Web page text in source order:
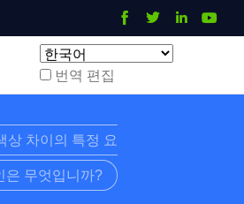
번역 편집
상 차이의 특정 요
은 무엇입니까?